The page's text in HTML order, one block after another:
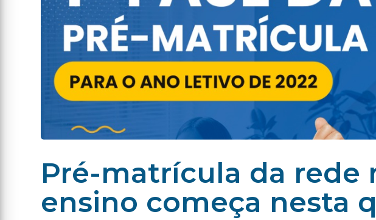
Pré-matrícula da rede
ensino começa nesta